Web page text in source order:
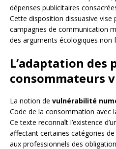
dépenses publicitaires
Cette disposition dissuasive vise
campagnes de communication
des arguments écologiques non
L’adaptation
consommateurs
La notion de vulnérabilité
Code de la consommation avec
Ce texte reconnaît l’existence
affectant certaines catégories
aux professionnels des